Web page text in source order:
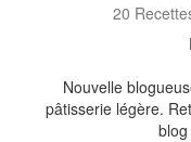
20
Nouvelle
pâtisserie légère.